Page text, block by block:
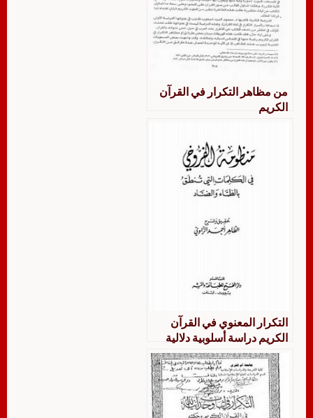
من مظاهر التكرار في القرآن
الكريم
التكرار المعنوي في القرآن
الكريم دراسة أسلوبية دلالية